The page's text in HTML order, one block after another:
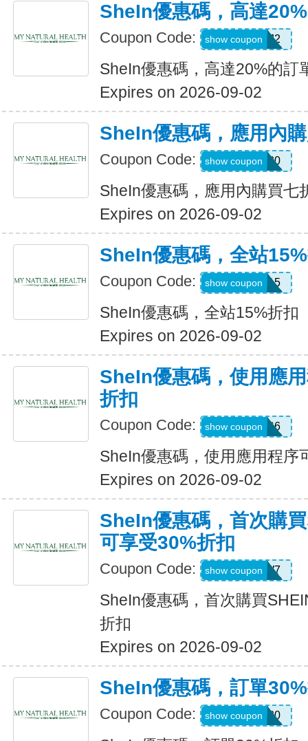
SheIn優惠碼，高達
Coupon Code: US24J2
show coupon
SheIn優惠碼，高達20%的訂
Expires on 2026-09-02
SheIn優惠碼，應用內
Coupon Code: APPOFF30
show coupon
SheIn優惠碼，應用內購買七
Expires on 2026-09-02
SheIn優惠碼，全站
Coupon Code: LOOMS15
show coupon
SheIn優惠碼，全站15%折扣
Expires on 2026-09-02
SheIn優惠碼，使用應
折扣
Coupon Code: 295KHS6
show coupon
SheIn優惠碼，使用應用程序
Expires on 2026-09-02
SheIn優惠碼，首次購
可享受30%折扣
Coupon Code: U3226W7
show coupon
SheIn優惠碼，首次購買
折扣
Expires on 2026-09-02
SheIn優惠碼，訂單
Coupon Code: newonly30
show coupon